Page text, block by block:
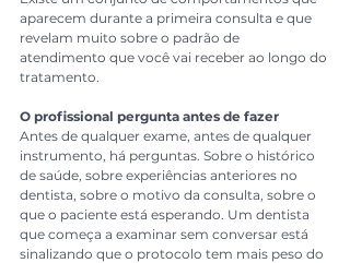
aparecem durante a primeira consulta e que
revelam muito sobre o padrão de
atendimento que você vai receber ao longo do
tratamento.
O profissional pergunta antes de fazer
Antes de qualquer exame, antes de qualquer
instrumento, há perguntas. Sobre o histórico
de saúde, sobre experiências anteriores no
dentista, sobre o motivo da consulta, sobre o
que o paciente está esperando. Um dentista
que começa a examinar sem conversar está
sinalizando que o protocolo tem mais peso do